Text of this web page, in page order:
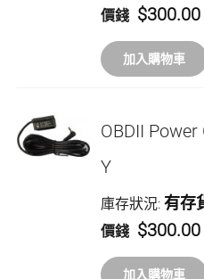
價錢 $300.00
加入購物車
OBDII
Y
庫存狀況: 有存
價錢 $300.00
加入購物車